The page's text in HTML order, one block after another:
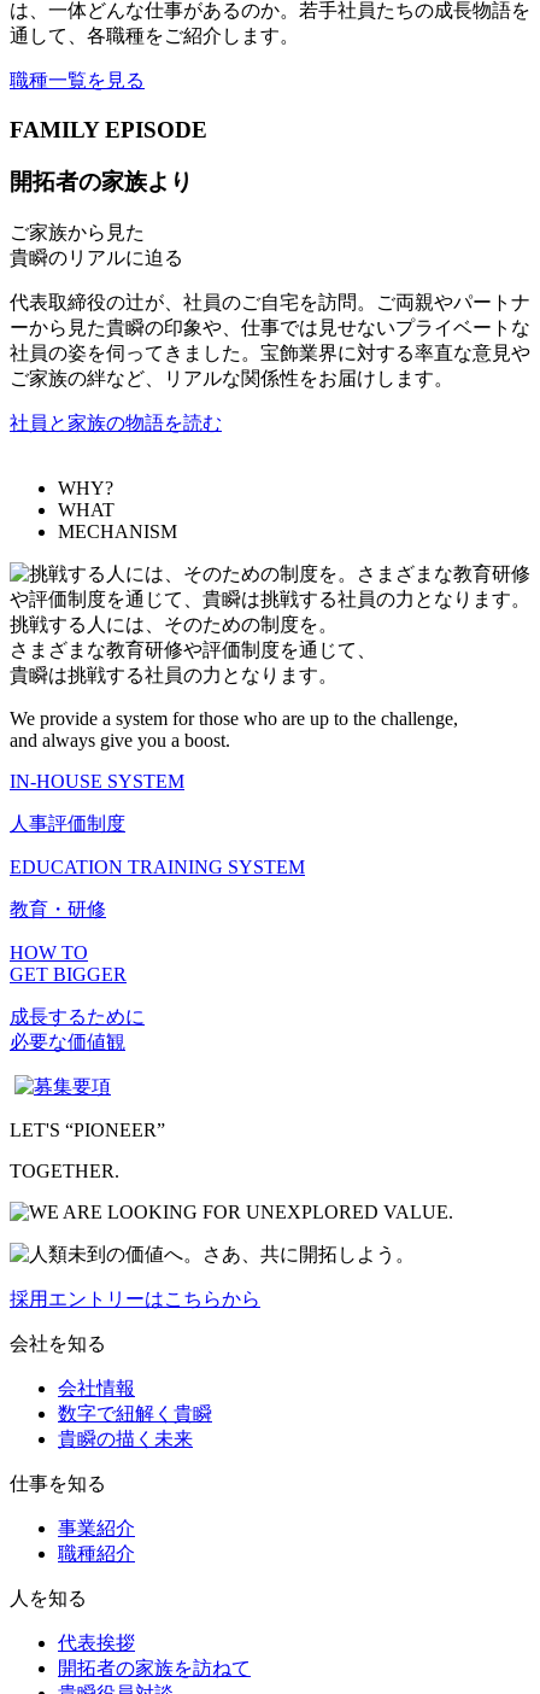
は、一体どんな仕事があるのか。若手社員たちの成長物語を
通して、各職種をご紹介します。
職種一覧を見る
FAMILY EPISODE
開拓者の家族より
ご家族から見た
貴瞬のリアルに迫る
代表取締役の辻が、社員のご自宅を訪問。ご両親やパートナ
ーから見た貴瞬の印象や、仕事では見せないプライベートな
社員の姿を伺ってきました。宝飾業界に対する率直な意見や
ご家族の絆など、リアルな関係性をお届けします。
社員と家族の物語を読む
WHY?
WHAT
MECHANISM
挑戦する人には、そのための制度を。
さまざまな教育研修や評価制度を通じて、
貴瞬は挑戦する社員の力となります。
We provide a system for those who are up to the challenge,
and always give you a boost.
IN-HOUSE SYSTEM
人事評価制度
EDUCATION TRAINING SYSTEM
教育・研修
HOW TO
GET BIGGER
成長するために
必要な価値観
LET'S “PIONEER”
TOGETHER.
採用エントリーはこちらから
会社を知る
会社情報
数字で紐解く貴瞬
貴瞬の描く未来
仕事を知る
事業紹介
職種紹介
人を知る
代表挨拶
開拓者の家族を訪ねて